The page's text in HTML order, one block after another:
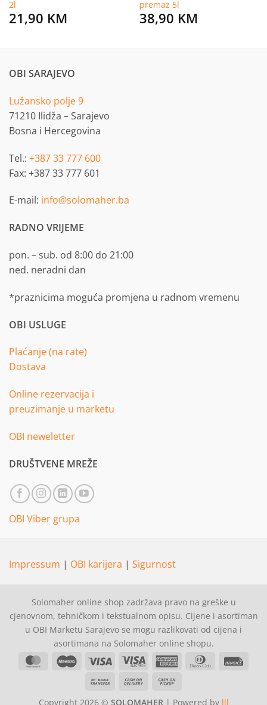
2l
21,90 KM
premaz 5l
38,90 KM
OBI SARAJEVO
Lužansko polje 9
71210 Ilidža – Sarajevo
Bosna i Hercegovina
Tel.: +387 33 777 600
Fax: +387 33 777 601
E-mail: info@solomaher.ba
RADNO VRIJEME
pon. – sub. od 8:00 do 21:00
ned. neradni dan
*praznicima moguća promjena u radnom vremenu
OBI USLUGE
Plaćanje (na rate)
Dostava
Online rezervacija i
preuzimanje u marketu
OBI neweletter
DRUŠTVENE MREŽE
OBI Viber grupa
Impressum | OBI karijera | Sigurnost
Solomaher online shop zadržava pravo na greške u
cjenovnom, tehničkom i tekstualnom opisu. Cijene i asortiman
u OBI Marketu Sarajevo se mogu razlikovati od cijena i
asortimana na Solomaher online shopu.
MasterCardMaestro Visa
Visa
American Dinners
Bank
Cash
Copyright 2026 © SOLOMAHER | Powered by lll